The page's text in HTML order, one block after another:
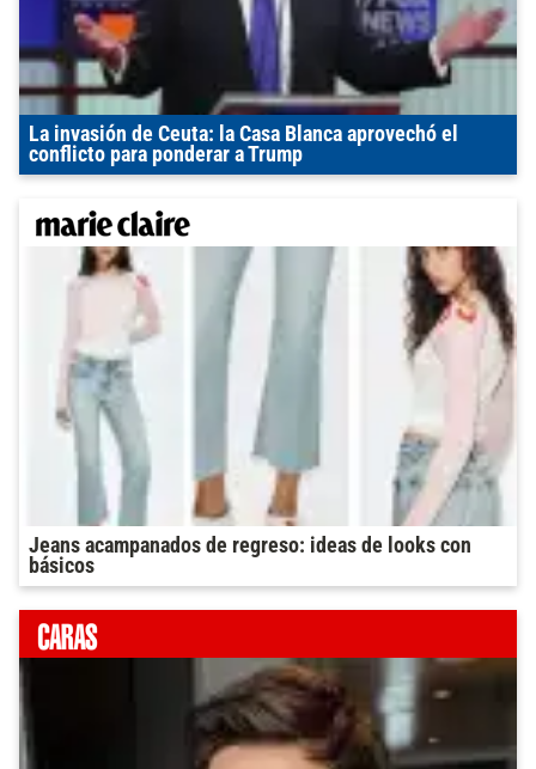
La invasión de Ceuta: la Casa Blanca aprovechó el
conflicto para ponderar a Trump
Jeans acampanados de regreso: ideas de looks con
básicos